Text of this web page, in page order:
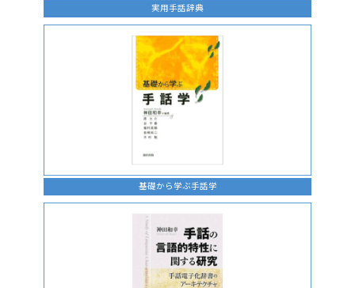
実用手話辞典
基礎から学ぶ手話学